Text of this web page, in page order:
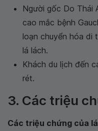
Người gốc Do Thái
cao mắc bệnh
loạn chuyển hóa di
lá lách.
Khách du lịch đến
rét.
3. Các triệu
Các triệu chứng của